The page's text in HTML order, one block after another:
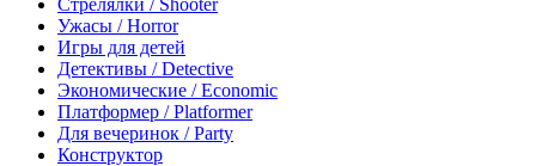
Стрелялки / Shooter
Ужасы / Horror
Игры для детей
Детективы / Detective
Экономические / Economic
Платформер / Platformer
Для вечеринок / Party
Конструктор